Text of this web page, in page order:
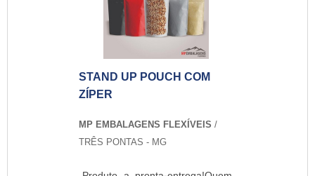
proteção e com as melhores
soluções para embalagens
plásticas.MAIS DETALHES
PERSONALIZADOA MP
Embalagens Flexíveis foca sua
energia em produzir uma
estrutura aos clientes com
STAND UP POUCH COM
ZÍPER
MP EMBALAGENS FLEXÍVEIS /
TRÊS PONTAS - MG